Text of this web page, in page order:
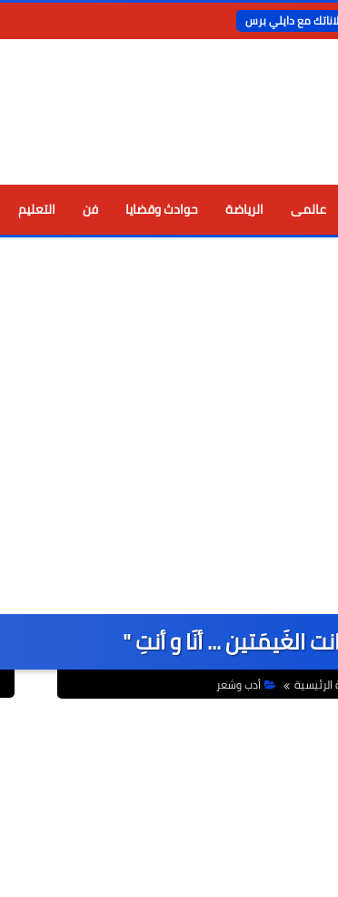
مع دايلي برس
عالمى الرياضة حوادث وقضايا فن التعليم
الغَيمَتين ... أنَا و أنتِ "
أدب وشعر